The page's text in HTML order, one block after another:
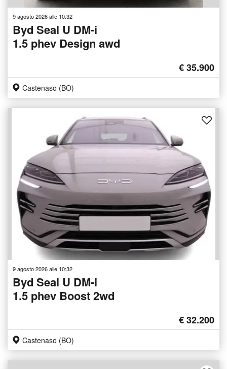
9 agosto 2026 alle 10:32
Byd Seal U DM-i
1.5 phev Design awd
€ 35.900
Castenaso (BO)
9 agosto 2026 alle 10:32
Byd Seal U DM-i
1.5 phev Boost 2wd
€ 32.200
Castenaso (BO)